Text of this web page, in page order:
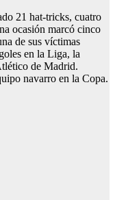
21 hat-tricks, cuatro
ocasión marcó cinco
de sus víctimas
en la Liga, la
de Madrid.
navarro en la Copa.